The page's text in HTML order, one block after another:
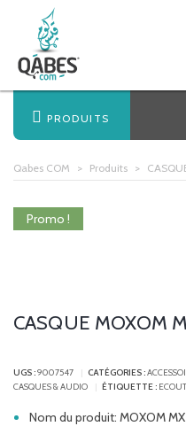
PRODUITS
Qabes COM > Produits >
Promo !
CASQUE MOXOM
UGS :9007547 CATÉGORIES :
CASQUES & AUDIO
ÉTIQUETTE :
Nom du produit: MOXOM